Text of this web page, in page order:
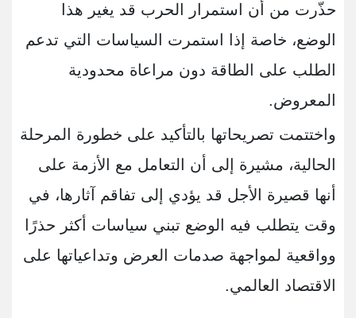
حذّرت من أن استمرار الحرب قد يغير هذا
الوضع، خاصة إذا استمرت السياسات التي تدعم
الطلب على الطاقة دون مراعاة محدودية
المعروض.
واختتمت تصريحاتها بالتأكيد على خطورة المرحلة
الحالية، مشيرة إلى أن التعامل مع الأزمة على
أنها قصيرة الأجل قد يؤدي إلى تفاقم آثارها، في
وقت يتطلب فيه الوضع تبني سياسات أكثر حذرًا
وواقعية لمواجهة صدمات العرض وتداعياتها على
الاقتصاد العالمي.